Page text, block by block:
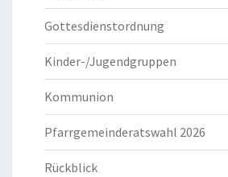
Gottesdienstordnung
Kinder-/Jugendgruppen
Kommunion
Pfarrgemeinderatswahl 2026
Rückblick